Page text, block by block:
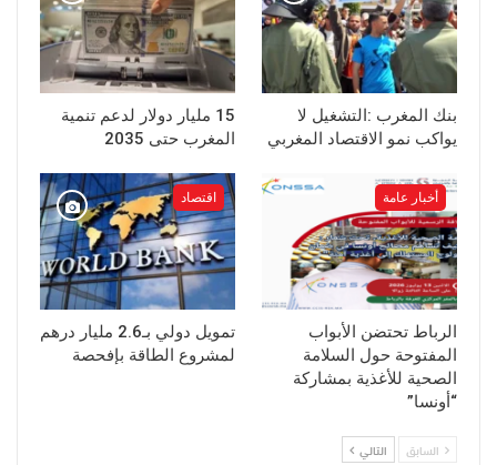
بنك المغرب :التشغيل لا
يواكب نمو الاقتصاد المغربي
15 مليار دولار لدعم تنمية
المغرب حتى 2035
أخبار عامة
الرباط تحتضن الأبواب
المفتوحة حول السلامة
الصحية للأغذية بمشاركة
“أونسا”
اقتصاد
تمويل دولي بـ2.6 مليار درهم
لمشروع الطاقة بإفحصة
السابق التالي